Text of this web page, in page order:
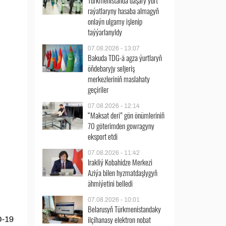
19
raýatlaryny hasaba almagyň
onlaýn ulgamy işlenip
taýýarlanyldy
07.08.2026 - 13:07
Bakuda TDG-ä agza ýurtlaryň
öňdebaryjy seljeriş
merkezleriniň maslahaty
geçiriler
07.08.2026 - 12:14
“Maksat deri” gön önümleriniň
70 göterimden gowragyny
eksport etdi
07.08.2026 - 11:42
Irakliý Kobahidze Merkezi
Aziýa bilen hyzmatdaşlygyň
ähmiýetini belledi
07.08.2026 - 10:01
Belarusyň Türkmenistandaky
ilçihanasy elektron nobat